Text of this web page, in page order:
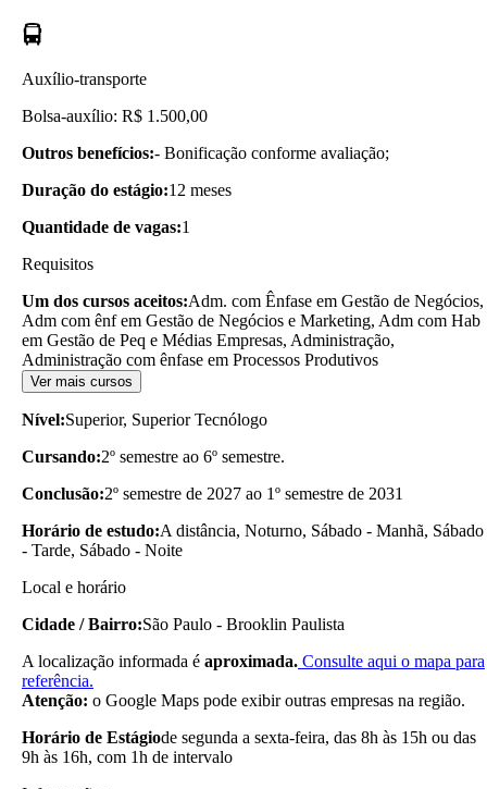
Auxílio-transporte
Bolsa-auxílio: R$ 1.500,00
Outros benefícios:- Bonificação conforme avaliação;
Duração do estágio:12 meses
Quantidade de vagas:1
Requisitos
Um dos cursos aceitos:Adm. com Ênfase em Gestão de Negócios,
Adm com ênf em Gestão de Negócios e Marketing, Adm com Hab
em Gestão de Peq e Médias Empresas, Administração,
Administração com ênfase em Processos Produtivos
Ver mais cursos
Nível:Superior, Superior Tecnólogo
Cursando:2º semestre ao 6º semestre.
Conclusão:2º semestre de 2027 ao 1º semestre de 2031
Horário de estudo:A distância, Noturno, Sábado - Manhã, Sábado
- Tarde, Sábado - Noite
Local e horário
Cidade / Bairro:São Paulo - Brooklin Paulista
A localização informada é aproximada. Consulte aqui o mapa para
referência.
Atenção: o Google Maps pode exibir outras empresas na região.
Horário de Estágiode segunda a sexta-feira, das 8h às 15h ou das
9h às 16h, com 1h de intervalo